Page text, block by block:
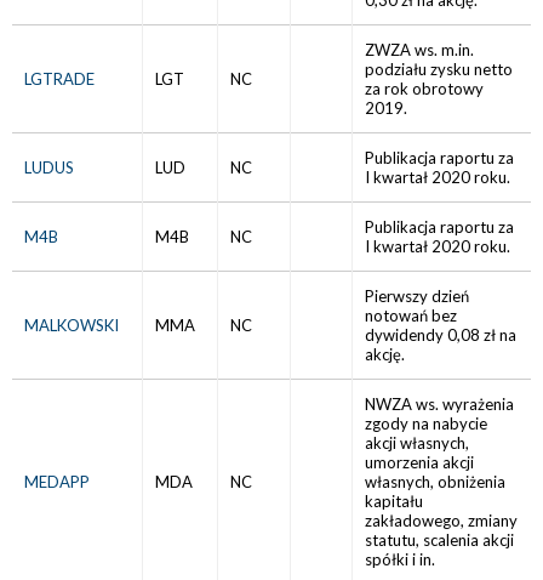
LGTRADE LGT NC
ZWZA ws. m.in.
podziału zysku netto
za rok obrotowy
2019.
LUDUS LUD NC
Publikacja raportu za
I kwartał 2020 roku.
M4B M4B NC
Publikacja raportu za
I kwartał 2020 roku.
MALKOWSKI MMA NC
Pierwszy dzień
notowań bez
dywidendy 0,08 zł na
akcję.
MEDAPP MDA NC
NWZA ws. wyrażenia
zgody na nabycie
akcji własnych,
umorzenia akcji
własnych, obniżenia
kapitału
zakładowego, zmiany
statutu, scalenia akcji
spółki i in.